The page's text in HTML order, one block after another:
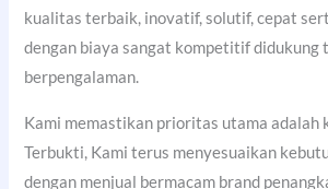
kualitas terbaik, inovatif, solutif, cepat
dengan biaya sangat kompetitif didukung
berpengalaman.
Kami memastikan prioritas utama adalah
Terbukti, Kami terus menyesuaikan
dengan menjual bermacam brand